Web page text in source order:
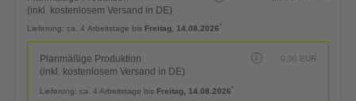
(inkl. kostenlosem Versand in DE)
Lieferung: ca. 4 Arbeitstage bis Freitag, 14.08.2026*
Planmäßige Produktion
(inkl. kostenlosem Versand in DE)
0,00 EUR
Lieferung: ca. 4 Arbeitstage bis Freitag, 14.08.2026*